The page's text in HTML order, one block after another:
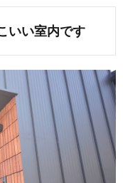
いい室内です